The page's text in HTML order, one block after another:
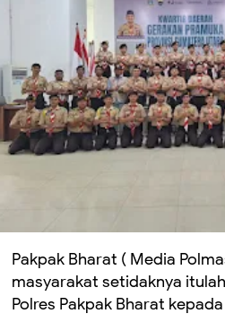
Pakpak Bharat ( Media
masyarakat setidaknya
Polres Pakpak Bharat